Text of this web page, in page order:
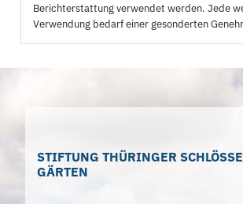
Berichterstattung verwendet werden. Jede
Verwendung bedarf einer gesonderten
STIFTUNG THÜRINGER
GÄRTEN